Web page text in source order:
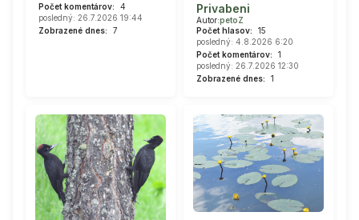
Počet komentárov:
4
posledný: 26.7.2026 19:44
Zobrazené dnes:
7
Privabeni
Autor:petoZ
Počet hlasov:
15
posledný: 4.8.2026 6:20
Počet komentárov:
1
posledný: 26.7.2026 12:30
Zobrazené dnes:
1